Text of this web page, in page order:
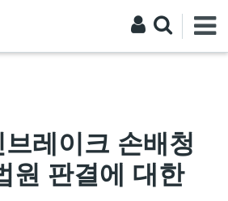
레이크 손배청
원 판결에 대한